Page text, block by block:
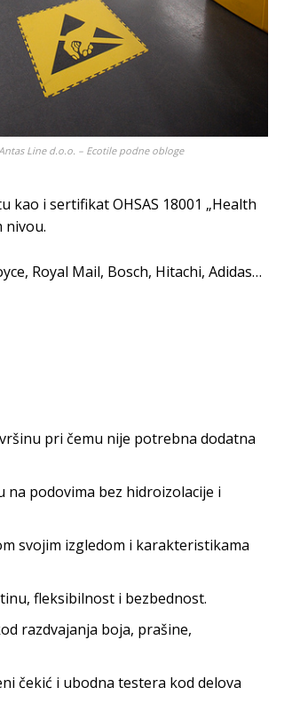
Line d.o.o. – Ecotile podne obloge
i sertifikat OHSAS 18001 „Health
nivou.
Royal Mail, Bosch, Hitachi, Adidas…
pri čemu nije potrebna dodatna
podovima bez hidroizolacije i
svojim izgledom i karakteristikama
fleksibilnost i bezbednost.
razdvajanja boja, prašine,
čekić i ubodna testera kod delova